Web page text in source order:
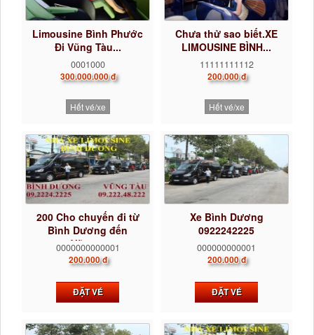
Limousine Bình Phước
Đi Vũng Tàu...
0001000
300.000.000 đ
Hết vé/xe
Chưa thử sao biết.XE
LIMOUSINE BÌNH...
11111111112
200.000 đ
Hết vé/xe
200 Cho chuyến đi từ
Bình Dương đến
Vũng...
0000000000001
200.000 đ
ĐẶT VÉ
Xe Bình Dương
0922242225
000000000001
200.000 đ
ĐẶT VÉ